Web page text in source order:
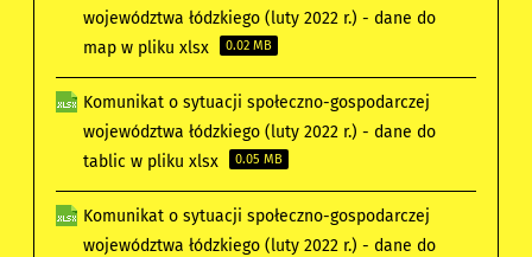
województwa łódzkiego (luty 2022 r.) - dane do
map w pliku xlsx
0.02 MB
Komunikat o sytuacji społeczno-gospodarczej
województwa łódzkiego (luty 2022 r.) - dane do
tablic w pliku xlsx
0.05 MB
Komunikat o sytuacji społeczno-gospodarczej
województwa łódzkiego (luty 2022 r.) - dane do